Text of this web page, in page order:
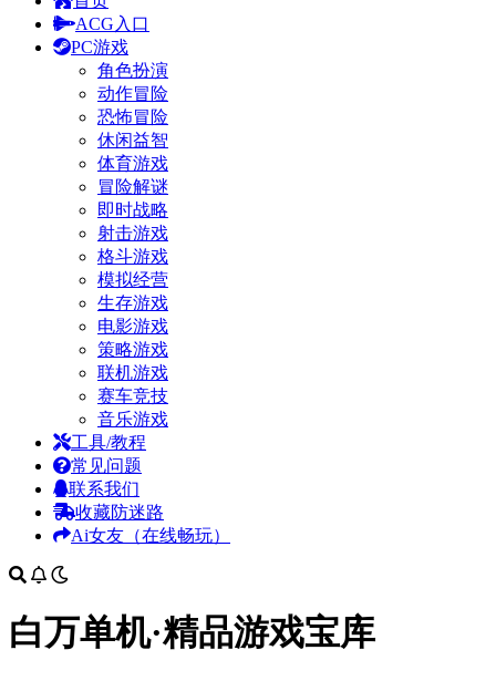
ACG入口
PC游戏
角色扮演
动作冒险
恐怖冒险
休闲益智
体育游戏
冒险解谜
即时战略
射击游戏
格斗游戏
模拟经营
生存游戏
电影游戏
策略游戏
联机游戏
赛车竞技
音乐游戏
工具/教程
常见问题
联系我们
收藏防迷路
Ai女友（在线畅玩）
白万单机·精品游戏宝库